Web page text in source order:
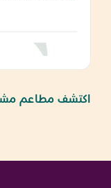
اكتشف مطاعم